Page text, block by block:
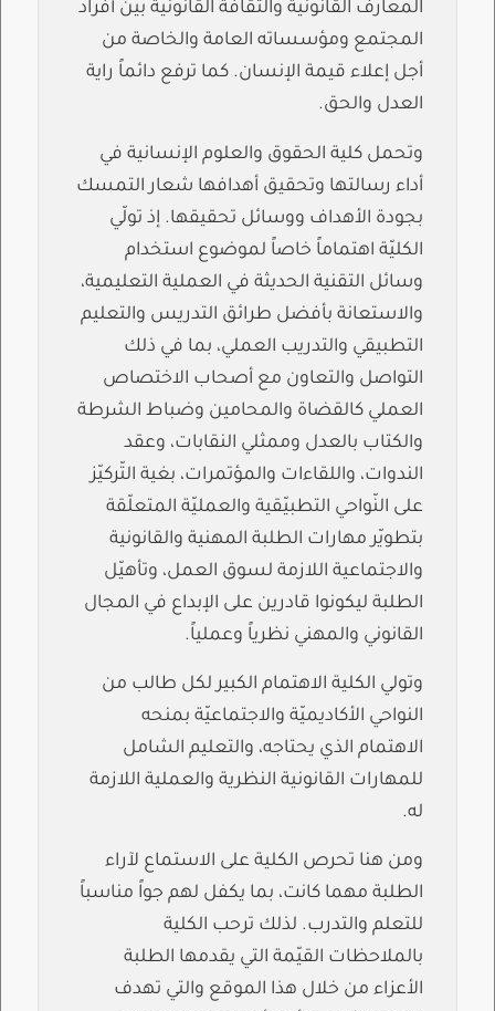
المعارف القانونية والثقافة القانونيّة بين أفراد
المجتمع ومؤسساته العامة والخاصة من
أجل إعلاء قيمة الإنسان. كما ترفع دائماً راية
العدل والحق.
وتحمل كلية الحقوق والعلوم الإنسانية في
أداء رسالتها وتحقيق أهدافها شعار التمسك
بجودة الأهداف ووسائل تحقيقها. إذ تولّي
الكليّة اهتماماً خاصاً لموضوع استخدام
وسائل التقنية الحديثة في العملية التعليمية،
والاستعانة بأفضل طرائق التدريس والتعليم
التطبيقي والتدريب العملي، بما في ذلك
التواصل والتعاون مع أصحاب الاختصاص
العملي كالقضاة والمحامين وضباط الشرطة
والكتاب بالعدل وممثلي النقابات، وعقد
الندوات، واللقاءات والمؤتمرات، بغية التّركيّز
على النّواحي التطبيّقية والعمليّة المتعلّقة
بتطويّر مهارات الطلبة المهنية والقانونية
والاجتماعية اللازمة لسوق العمل، وتأهيّل
الطلبة ليكونوا قادرين على الإبداع في المجال
القانوني والمهني نظرياً وعملياً.
وتولي الكلية الاهتمام الكبير لكل طالب من
النواحي الأكاديميّة والاجتماعيّة بمنحه
الاهتمام الذي يحتاجه، والتعليم الشامل
للمهارات القانونية النظرية والعملية اللازمة
له.
ومن هنا تحرص الكلية على الاستماع لآراء
الطلبة مهما كانت، بما يكفل لهم جواً مناسباً
للتعلم والتدرب. لذلك ترحب الكلية
بالملاحظات القيّمة التي يقدمها الطلبة
الأعزاء من خلال هذا الموقع والتي تهدف